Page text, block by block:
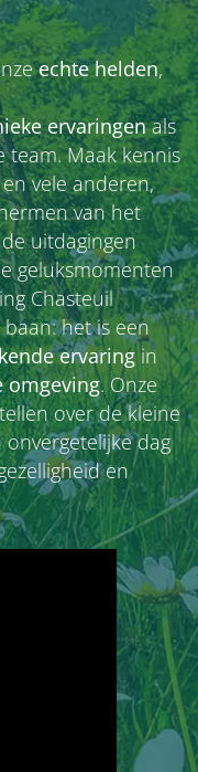
echte helden,
ervaringenals
team. Maak kennis
vele anderen,
van het
uitdagingen
geluksmomenten
Chasteuil
het is een
ervaringin
omgeving. Onze
over de kleine
dag
en